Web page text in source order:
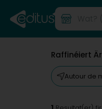
Raffinéiert
Autour de